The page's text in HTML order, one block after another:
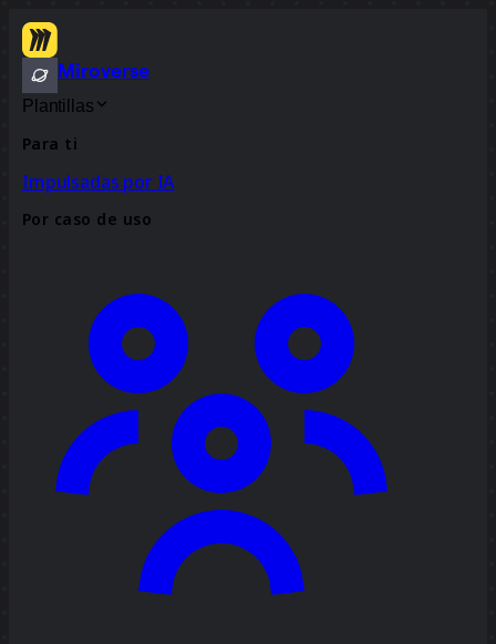
Miroverse
Plantillas
Para ti
Impulsadas por IA
Por caso de uso